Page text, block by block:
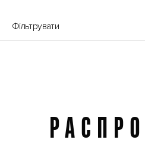
Фільтрувати
Распродажа